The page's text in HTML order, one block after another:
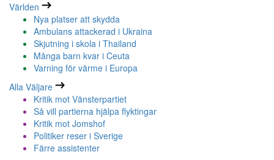
Världen
Nya platser att skydda
Ambulans attackerad i Ukraina
Skjutning i skola i Thailand
Många barn kvar i Ceuta
Varning för värme i Europa
Alla Väljare
Kritik mot Vänsterpartiet
Så vill partierna hjälpa flyktingar
Kritik mot Jomshof
Politiker reser i Sverige
Färre assistenter